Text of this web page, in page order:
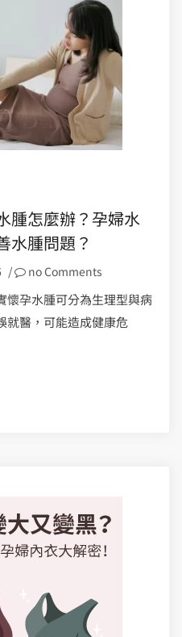
腫怎麼辦？孕婦水
水腫問題？
/ no Comments
懷孕水腫可分為生理型與病
就醫，可能造成健康危